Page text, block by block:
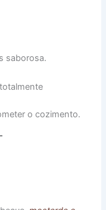
saborosa.
o cozimento.